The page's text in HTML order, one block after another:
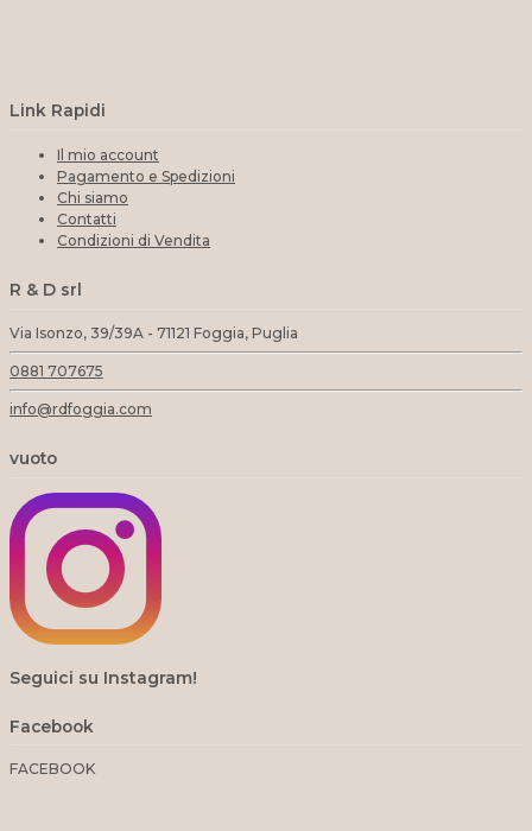
Link Rapidi
Il mio account
Pagamento e Spedizioni
Chi siamo
Contatti
Condizioni di Vendita
R & D srl
Via Isonzo, 39/39A - 71121 Foggia, Puglia
0881 707675
info@rdfoggia.com
vuoto
Seguici su Instagram!
Facebook
FACEBOOK